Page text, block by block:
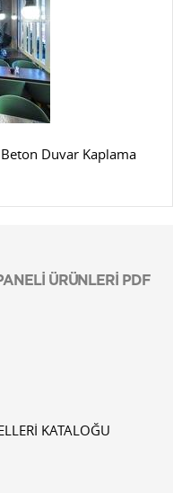
Duvar Kaplama
ÜRÜNLERİ PDF
KATALOĞU